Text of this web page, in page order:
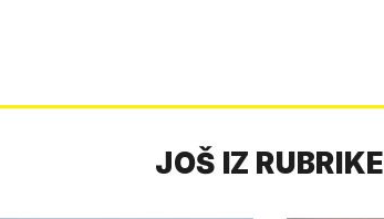
JOŠ IZ RUBRIKE